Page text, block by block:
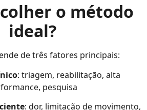
o método
ideal?
de três fatores principais:
: triagem, reabilitação, alta
pesquisa
: dor, limitação de movimento,